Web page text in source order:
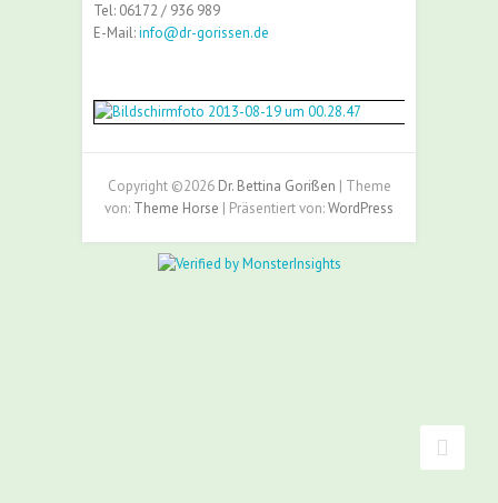
Tel: 06172 / 936 989
E-Mail:info@dr-gorissen.de
Copyright ©2026 Dr. Bettina Gorißen | Theme
von: Theme Horse | Präsentiert von:WordPress